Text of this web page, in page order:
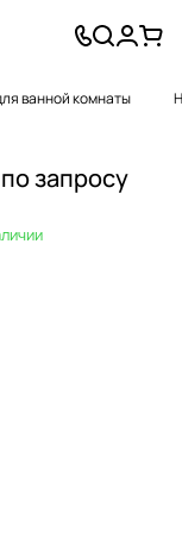
ванной комнаты
запросу